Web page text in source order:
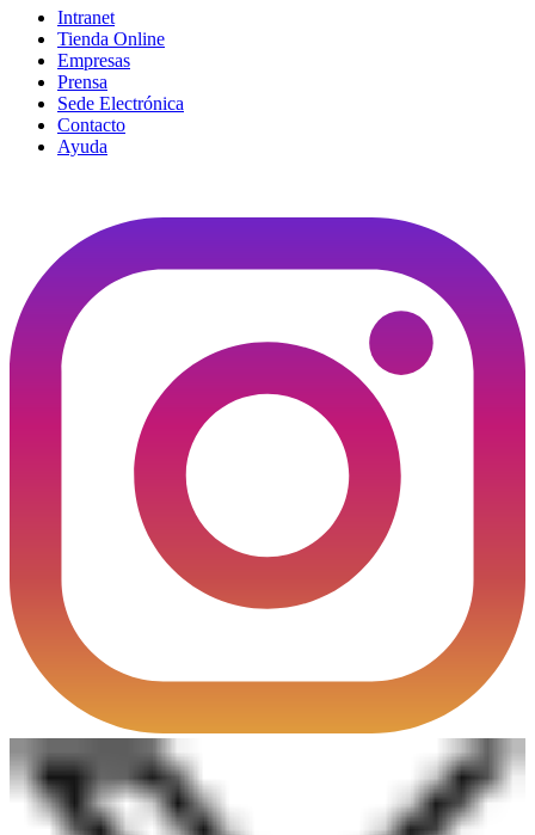
Intranet
Tienda Online
Empresas
Prensa
Sede Electrónica
Contacto
Ayuda